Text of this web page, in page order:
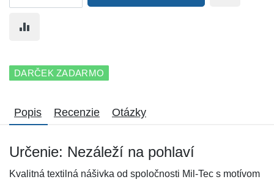
DARČEK ZADARMO
Popis Recenzie Otázky
Určenie: Nezáleží na pohlaví
Kvalitná textilná nášivka od spoločnosti Mil-Tec s motívom